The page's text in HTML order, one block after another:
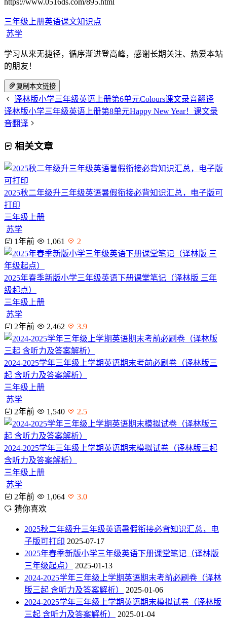
https://www.0516ds.com/895.html
三年级上册英语课文知识点
苏学
学习从来无捷径，循序渐进登高峰，感谢长期关注、热爱本站
的朋友！
复制本文链接
译林版小学三年级英语上册第6单元Colours课文录音翻译
译林版小学三年级英语上册第8单元Happy New Year！课文录
音翻译
相关文章
2025秋二年级升三年级英语暑假衔接必背知识汇总，电子版可
打印
三年级上册
苏学
1年前
1,061 2
2025年春季新版小学三年级英语下册课堂笔记（译林版 三年
级起点）
三年级上册
苏学
2年前
2,462 3.9
2024-2025学年三年级上学期英语期末考前必刷卷（译林版三
起 含听力及答案解析）
三年级上册
苏学
2年前
1,540 2.5
2024-2025学年三年级上学期英语期末模拟试卷（译林版三起
含听力及答案解析）
三年级上册
苏学
2年前
1,064
3.0
猜你喜欢
2025秋二年级升三年级英语暑假衔接必背知识汇总，电
子版可打印 2025-07-17
2025年春季新版小学三年级英语下册课堂笔记（译林版
三年级起点）
2025-01-13
2024-2025学年三年级上学期英语期末考前必刷卷（译林
版三起 含听力及答案解析）
2025-01-06
2024-2025学年三年级上学期英语期末模拟试卷（译林版
三起 含听力及答案解析）
2025-01-04